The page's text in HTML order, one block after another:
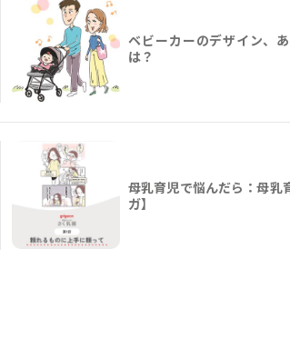
ベビーカーのデザイン、
は？
母乳育児で悩んだら：母乳
ガ】